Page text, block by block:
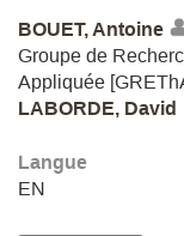
BOUET, Antoine
Groupe de
Appliquée
LABORDE, David
Langue
EN